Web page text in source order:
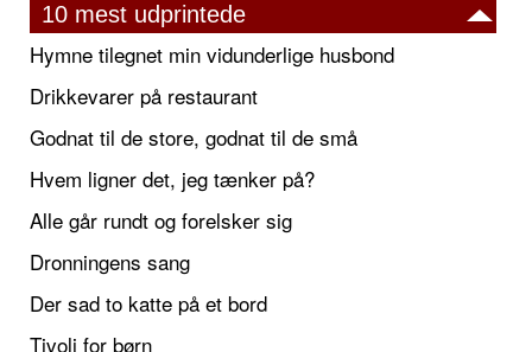
10 mest udprintede
Hymne tilegnet min vidunderlige husbond
Drikkevarer på restaurant
Godnat til de store, godnat til de små
Hvem ligner det, jeg tænker på?
Alle går rundt og forelsker sig
Dronningens sang
Der sad to katte på et bord
Tivoli for børn